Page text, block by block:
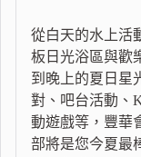
從白天的水上活
板日光浴區與歡
到晚上的夏日星
對、吧台活動、
動遊戲等，豐華
部將是您今夏最